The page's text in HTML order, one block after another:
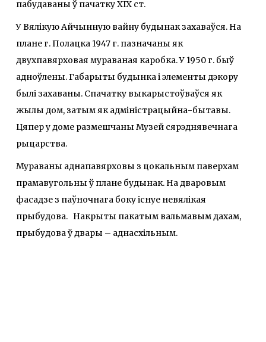
пабудаваны ў пачатку ХІХ ст.
У Вялікую Айчынную вайну будынак захаваўся. На
плане г. Полацка 1947 г. пазначаны як
двухпавярховая мураваная каробка. У 1950 г. быў
адноўлены. Габарыты будынка і элементы дэкору
былі захаваны. Спачатку выкарыстоўваўся як
жылы дом, затым як адміністрацыйна-бытавы.
Цяпер у доме размешчаны Музей сярэднявечнага
рыцарства.
Мураваны аднапавярховы з цокальным паверхам
прамавугольны ў плане будынак. На дваровым
фасадзе з паўночнага боку існуе невялікая
прыбудова. Накрыты пакатым вальмавым дахам,
прыбудова ў двары – аднасхільным.